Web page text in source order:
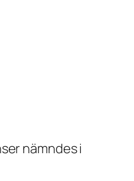
nämndes i